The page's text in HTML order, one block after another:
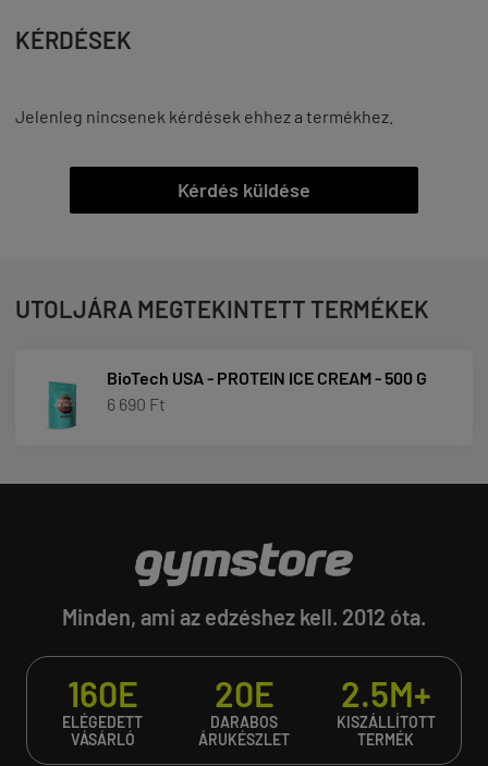
KÉRDÉSEK
Jelenleg nincsenek kérdések ehhez a termékhez.
Kérdés küldése
UTOLJÁRA MEGTEKINTETT TERMÉKEK
BioTech USA - PROTEIN ICE CREAM - 500 G
6 690 Ft
Minden, ami az edzéshez kell. 2012 óta.
160E
ELÉGEDETT
VÁSÁRLÓ
20E
DARABOS
ÁRUKÉSZLET
2.5M+
KISZÁLLÍTOTT
TERMÉK